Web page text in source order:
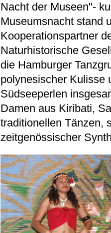
Nacht der Museen"-
Museumsnacht stand
Kooperationspartner
Naturhistorische
die Hamburger
polynesischer Kulisse
Südseeperlen
Damen aus Kiribati,
traditionellen Tänzen,
zeitgenössischer